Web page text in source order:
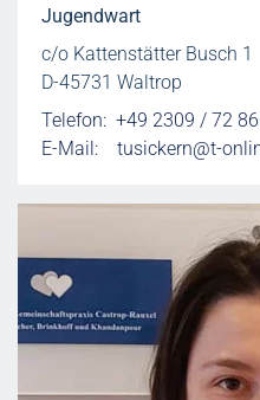
Jugendwart
c/o Kattenstätter Busch 1
D-45731 Waltrop
Telefon: +49 2309 / 72
E-Mail: tusickern@t-